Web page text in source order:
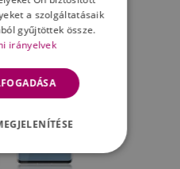
a szolgáltatásaik
gyűjtöttek össze.
irányelvek